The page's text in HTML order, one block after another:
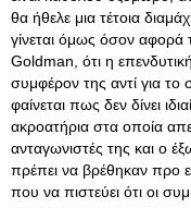
θα ήθελε μια τέτοια
γίνεται όμως όσον αφορά
Goldman, ότι η
συμφέρον της αντί για
φαίνεται πως δεν δίνει
ακροατήρια στα οποία
ανταγωνιστές της και ο
πρέπει να βρέθηκαν προ
που να πιστεύει ότι οι